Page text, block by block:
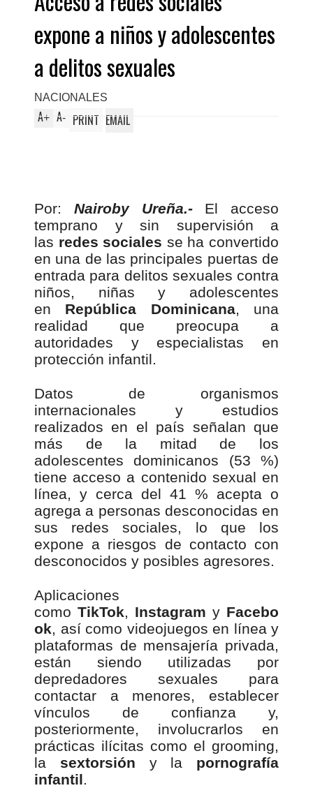
expone a niños y adolescentes
a delitos sexuales
NACIONALES
A+ A- PRINT EMAIL
Por: Nairoby Ureña.-El acceso
temprano y sin supervisión a
las redes sociales se ha convertido
en una de las principales puertas de
entrada para delitos sexuales contra
niños, niñas y adolescentes
en República Dominicana, una
realidad que preocupa a
autoridades y especialistas en
protección infantil.
Datos de organismos
internacionales y estudios
realizados en el país señalan que
más de la mitad de los
adolescentes dominicanos (53 %)
tiene acceso a contenido sexual en
línea, y cerca del 41 % acepta o
agrega a personas desconocidas en
sus redes sociales, lo que los
expone a riesgos de contacto con
desconocidos y posibles agresores.
Aplicaciones
como TikTok, Instagram y Facebo
ok, así como videojuegos en línea y
plataformas de mensajería privada,
están siendo utilizadas por
depredadores sexuales para
contactar a menores, establecer
vínculos de confianza y,
posteriormente, involucrarlos en
prácticas ilícitas como el grooming,
la sextorsión y la pornografía
infantil.